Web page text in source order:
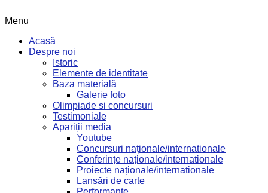
Menu
Acasă
Despre noi
Istoric
Elemente de identitate
Baza materială
Galerie foto
Olimpiade si concursuri
Testimoniale
Apariții media
Youtube
Concursuri naționale/internationale
Conferințe naționale/internationale
Proiecte naționale/internationale
Lansări de carte